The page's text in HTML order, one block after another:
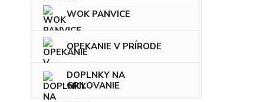
WOK PANVICE
OPEKANIE V PRÍRODE
DOPLNKY NA
GRILOVANIE